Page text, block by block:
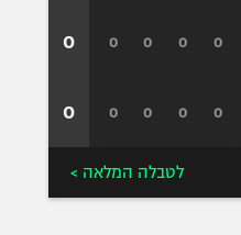
0
0
0
0
0
0
0
0
0
0
לטבלה המלאה >